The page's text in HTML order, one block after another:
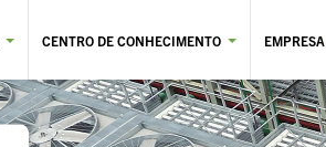
CENTRO DE CONHECIMENTO EMPRESA